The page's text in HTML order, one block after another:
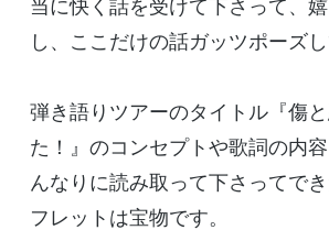
当に快く話を受けて下さって、
し、ここだけの話ガッツポーズし
弾き語りツアーのタイトル『傷
た！』のコンセプトや歌詞の内
んなりに読み取って下さってで
フレットは宝物です。